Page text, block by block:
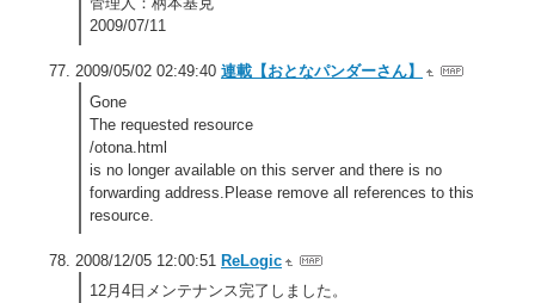
2009/07/11
2009/05/02 02:49:40 連載【おとなパンダーさん】
Gone
The requested resource
/otona.html
is no longer available on this server and there is no
forwarding address.Please remove all references to this
resource.
2008/12/05 12:00:51 ReLogic
12月4日メンテナンス完了しました。